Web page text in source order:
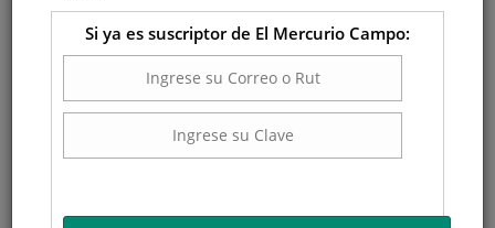
Si ya es suscriptor de El Mercurio Campo: